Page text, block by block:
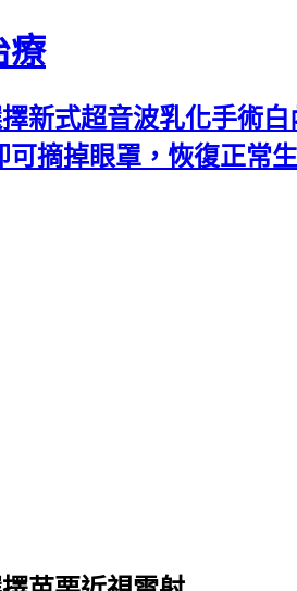
療
新式超音波乳化手術
摘掉眼罩，恢復正常